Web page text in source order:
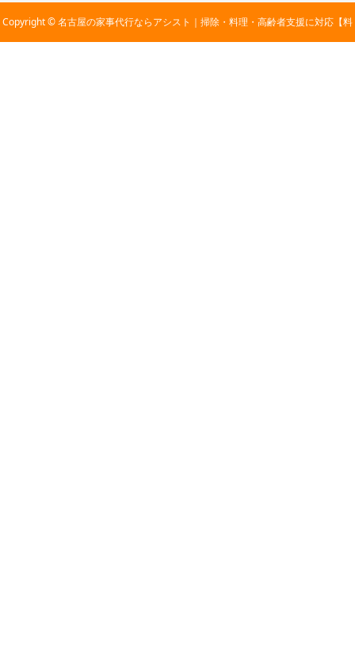
Copyright © 名古屋の家事代行ならアシスト｜掃除・料理・高齢者支援に対応【料